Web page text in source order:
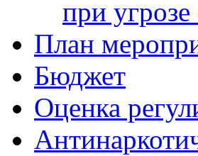
при
План
Бюджет
Оценка